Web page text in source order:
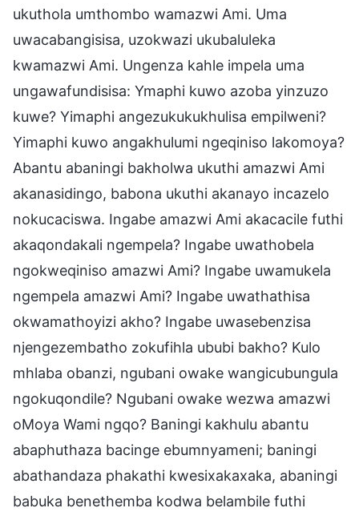
ukuthola umthombo wamazwi Ami. Uma
uwacabangisisa, uzokwazi ukubaluleka
kwamazwi Ami. Ungenza kahle impela uma
ungawafundisisa: Ymaphi kuwo azoba yinzuzo
kuwe? Yimaphi angezukukukhulisa empilweni?
Yimaphi kuwo angakhulumi ngeqiniso lakomoya?
Abantu abaningi bakholwa ukuthi amazwi Ami
akanasidingo, babona ukuthi akanayo incazelo
nokucaciswa. Ingabe amazwi Ami akacacile futhi
akaqondakali ngempela? Ingabe uwathobela
ngokweqiniso amazwi Ami? Ingabe uwamukela
ngempela amazwi Ami? Ingabe uwathathisa
okwamathoyizi akho? Ingabe uwasebenzisa
njengezembatho zokufihla ububi bakho? Kulo
mhlaba obanzi, ngubani owake wangicubungula
ngokuqondile? Ngubani owake wezwa amazwi
oMoya Wami ngqo? Baningi kakhulu abantu
abaphuthaza bacinge ebumnyameni; baningi
abathandaza phakathi kwesixakaxaka, abaningi
babuka benethemba kodwa belambile futhi